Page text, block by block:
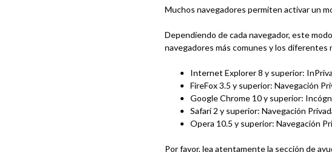
Muchos navegadores permiten activar un
Dependiendo de cada navegador, este
navegadores más comunes y los diferentes
Internet Explorer 8 y superior:
FireFox 3.5 y superior: Navegación
Google Chrome 10 y superior:
Safari 2 y superior: Navegación
Opera 10.5 y superior: Navegación
Por favor, lea atentamente la sección de